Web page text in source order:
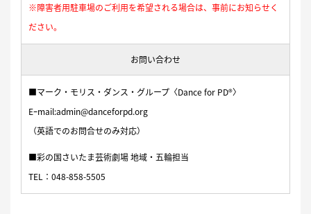
※障害者用駐車場のご利用を希望される場合は、事前にお知らせく
ださい。
お問い合わせ
■マーク・モリス・ダンス・グループ〈Dance for PD®〉
Eｰmail:admin@danceforpd.org
（英語でのお問合せのみ対応）
■彩の国さいたま芸術劇場 地域・五輪担当
TEL：048-858-5505